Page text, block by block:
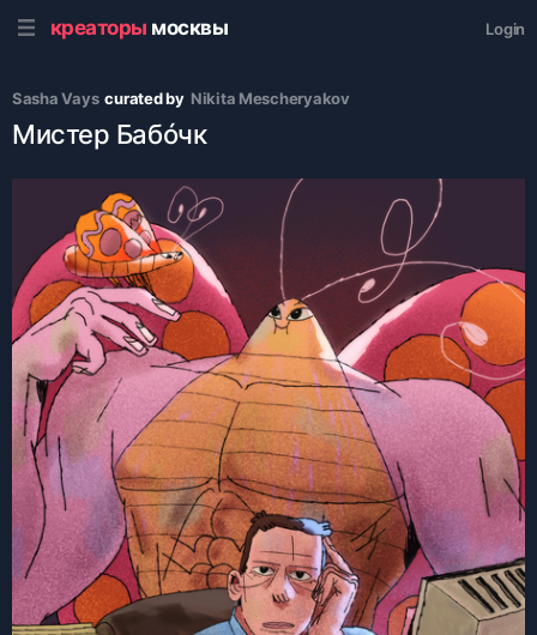
креаторы москвы Login
Sasha Vays curated by Nikita Mescheryakov
Мистер Бабóчк